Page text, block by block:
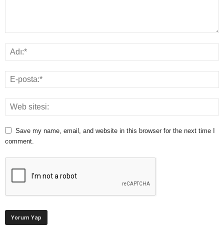
Save my name, email, and website in this browser for the next time I
comment.